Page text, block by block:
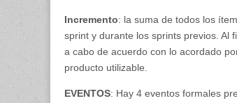
Incremento: la suma de todos los
sprint y durante los sprints previos. Al
a cabo de acuerdo con lo acordado
producto utilizable.
EVENTOS: Hay 4 eventos formales